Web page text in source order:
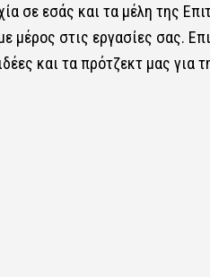
σε εσάς και τα μέλη της
μέρος στις εργασίες σας.
και τα πρότζεκτ μας για